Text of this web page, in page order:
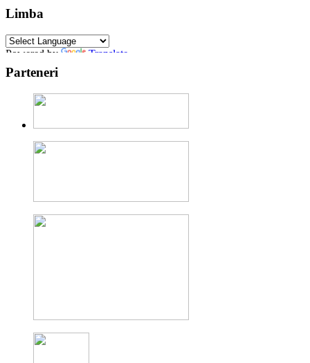
Limba
Powered by Translate
Parteneri